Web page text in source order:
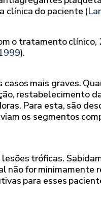
clínica do paciente (
o tratamento clínico,
).
mais graves.
restabelecimento
Para esta, são
os segmentos
tróficas.
não for minimamente
para esses